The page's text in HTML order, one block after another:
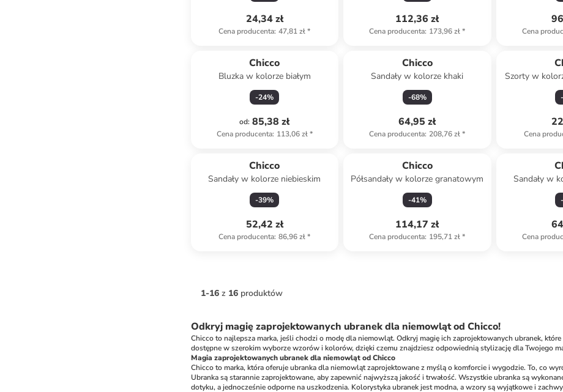
24,34 zł
Cena producenta: 47,81 zł*
112,36 zł
Cena producenta: 173,96 zł* Cena
Chicco
Bluzka w kolorze białym
-24%
od: 85,38 zł
Cena producenta: 113,06 zł*
Chicco
Sandały w kolorze khaki
-68%
64,95 zł
Cena producenta: 208,76 zł*
Szorty w
Cena
Chicco
Sandały w kolorze niebieskim
-39%
52,42 zł
Cena producenta: 86,96 zł*
Chicco
Półsandały w kolorze granatowym
-41%
114,17 zł
Cena producenta: 195,71 zł*
Sandały w
-
Cena
1-16 z 16 produktów
Odkryj magię zaprojektowanych ubranek dla niemowląt od Chicco!
Chicco to najlepsza marka, jeśli chodzi o modę dla niemowląt. Odkryj magię ich zaprojektowanych ubranek,
dostępne w szerokim wyborze wzorów i kolorów, dzięki czemu znajdziesz odpowiednią stylizację dla Twojego
Magia zaprojektowanych ubranek dla niemowląt od Chicco
Chicco to marka, która oferuje ubranka dla niemowląt zaprojektowane z myślą o komforcie i wygodzie. To, co
Ubranka są starannie zaprojektowane, aby zapewnić najwyższą jakość i trwałość. Wszystkie ubranka są
dotyku, a jednocześnie odporne na uszkodzenia. Kolorystyka ubranek jest modna, a wzory są wyjątkowe i